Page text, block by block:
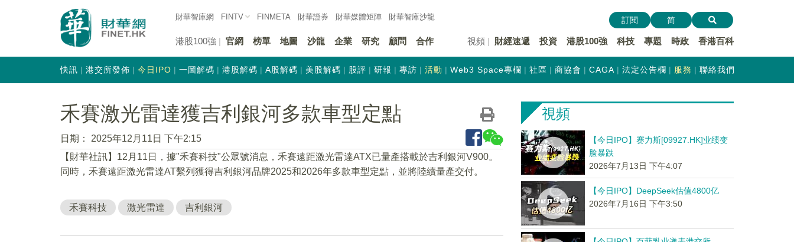
財華智庫網 FINTV FINMETA 財華證券 財華媒體矩陣 財華智庫沙龍
港股100強 官網 榜單 地圖 沙龍 企業 研究 顧問 合作 視頻 財經速遞 投資 港股100強 科技 專題 時政 香港百科
訂閱 简
快訊 港交所發佈 今日IPO 一圖解碼 港股解碼 A股解碼 美股解碼 股評 研報 專訪 活動 Web3 Space專欄 社區 商協會 CAGA 法定公告欄 服務 聯絡我們
禾賽激光雷達獲吉利銀河多款車型定點
日期：
2025年12月11日 下午2:15
【財華社訊】12月11日，據"禾賽科技"公眾號消息，禾賽遠距激光雷達ATX已量產搭載於吉利銀河V900。
同時，禾賽遠距激光雷達AT繫列獲得吉利銀河品牌2025和2026年多款車型定點，並將陸續量產交付。
禾賽科技 激光雷達 吉利銀河
視頻
【今日IPO】赛力斯[09927.HK]业绩变
脸暴跌
2026年7月13日 下午4:07
【今日IPO】DeepSeek估值4800亿
2026年7月16日 下午3:50